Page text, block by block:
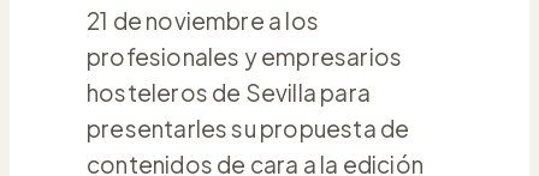
21 de noviembre a los
profesionales y empresarios
hosteleros de Sevilla para
presentarles su propuesta de
contenidos de cara a la edición